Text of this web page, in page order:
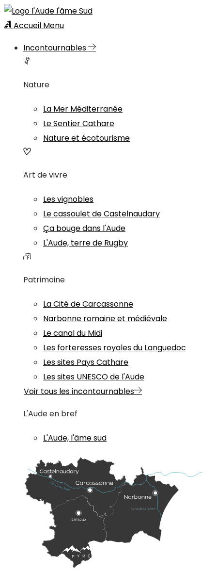
Accueil Menu
Incontournables
Nature
La Mer Méditerranée
Le Sentier Cathare
Nature et écotourisme
Art de vivre
Les vignobles
Le cassoulet de Castelnaudary
Ça bouge dans l'Aude
L'Aude, terre de Rugby
Patrimoine
La Cité de Carcassonne
Narbonne romaine et médiévale
Le canal du Midi
Les forteresses royales du Languedoc
Les sites Pays Cathare
Les sites UNESCO de l'Aude
Voir tous les incontournables
L'Aude en bref
L'Aude, l'âme sud